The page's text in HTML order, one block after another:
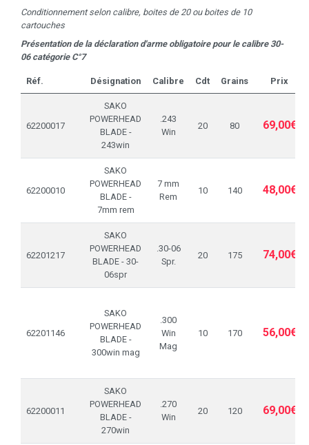
Conditionnement selon calibre, boites de 20 ou boites de 10
cartouches
Présentation de la déclaration d'arme obligatoire pour le calibre 30-
06 catégorie C°7
Réf. Désignation Calibre Cdt Grains Prix
62200017
SAKO
POWERHEAD
BLADE -
243win
.243
Win
20 80 69,00€
62200010
SAKO
POWERHEAD
BLADE -
7mm rem
7 mm
Rem
10 140 48,00€
62201217
SAKO
POWERHEAD
BLADE - 30-
06spr
.30-06
Spr.
20 175 74,00€
62201146
SAKO
POWERHEAD
BLADE -
300win mag
.300
Win
Mag
10 170 56,00€
62200011
SAKO
POWERHEAD
BLADE -
270win
.270
Win
20 120 69,00€